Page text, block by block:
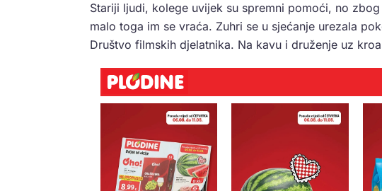
Stariji ljudi, kolege uvijek su spremni pomoći, no
malo toga im se vraća. Zuhri se u sjećanje urezala
Društvo filmskih djelatnika. Na kavu i druženje uz